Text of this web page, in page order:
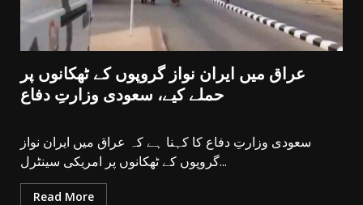
عراق میں ایران نواز گروپوں کے ٹھکانوں پر
حملے کیے، سعودی وزارتِ دفاع
سعودی وزارتِ دفاع کا کہنا ہے کہ عراق میں ایران نواز
گروپوں کے ٹھکانوں پر امریکی سینٹرل...
Read More